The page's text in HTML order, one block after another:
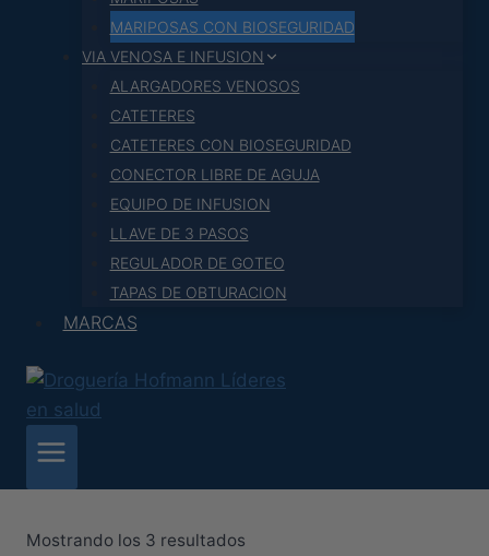
MARIPOSAS CON BIOSEGURIDAD
VIA VENOSA E INFUSION
ALARGADORES VENOSOS
CATETERES
CATETERES CON BIOSEGURIDAD
CONECTOR LIBRE DE AGUJA
EQUIPO DE INFUSION
LLAVE DE 3 PASOS
REGULADOR DE GOTEO
TAPAS DE OBTURACION
MARCAS
Mostrando los 3 resultados